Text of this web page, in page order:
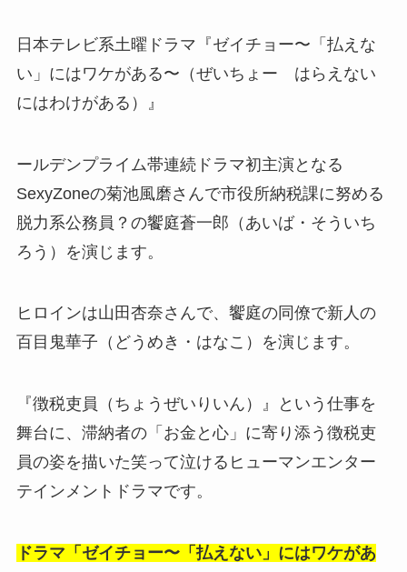
日本テレビ系土曜ドラマ『ゼイチョー〜「払えな
い」にはワケがある〜（ぜいちょー はらえない
にはわけがある）』
ールデンプライム帯連続ドラマ初主演となる
SexyZoneの菊池風磨さんで市役所納税課に努める
脱力系公務員？の饗庭蒼一郎（あいば・そういち
ろう）を演じます。
ヒロインは山田杏奈さんで、 饗庭の同僚で新人の
百目鬼華子（どうめき・はなこ）を演じます。
『徴税吏員（ちょうぜいりいん）』という仕事を
舞台に、滞納者の「お金と心」に寄り添う徴税吏
員の姿を描いた笑って泣けるヒューマンエンター
テインメントドラマです。
ドラマ「ゼイチョー〜「払えない」にはワケがあ